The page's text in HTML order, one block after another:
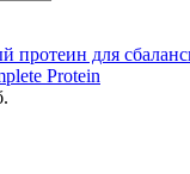
протеин для
Protein